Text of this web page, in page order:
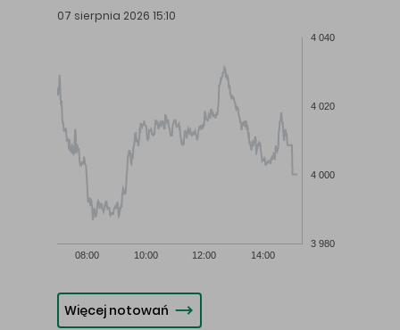
07 sierpnia 2026 15:10
08:00 10:00 12:00 14:00
3 980
4 000
4 020
4 040
Więcej notowań